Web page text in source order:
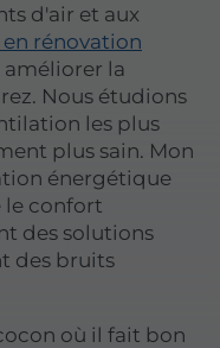
d'air et aux
rénovation
améliorer la
Nous étudions
les plus
plus sain. Mon
énergétique
le confort
des solutions
des bruits
où il fait bon